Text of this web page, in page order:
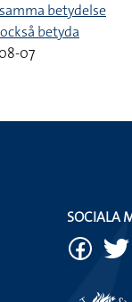
betydelse
betyda
07
SOCIALA